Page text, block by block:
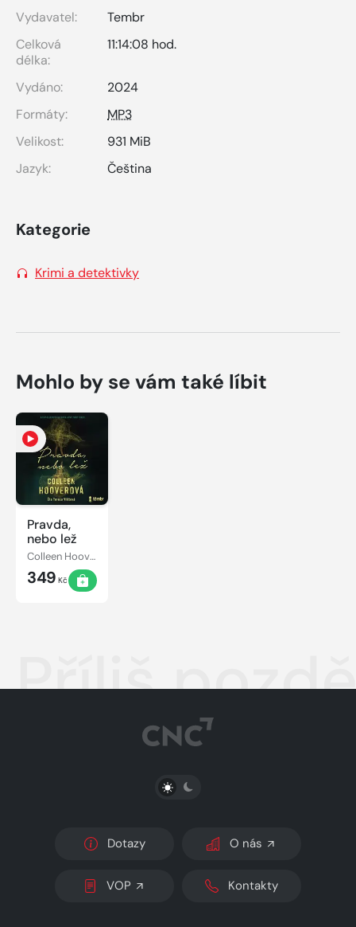
Vydavatel:
Tembr
Celková
délka:
11:14:08 hod.
Vydáno:
2024
Formáty:
MP3
Velikost:
931 MiB
Jazyk:
Čeština
Kategorie
Krimi a detektivky
Mohlo by se vám také líbit
Pravda,
nebo lež
Colleen Hooverová
349 Kč
Příliš
PŘEPNOUT SVĚTLÝ/TMAVÝ REŽIM
Dotazy O nás
VOP Kontakty